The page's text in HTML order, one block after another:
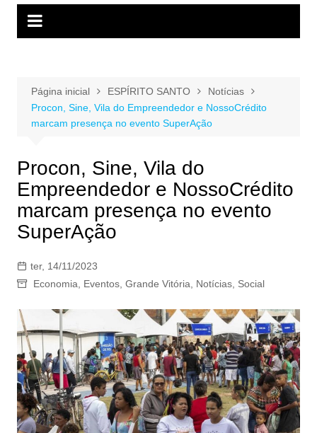
Página inicial ESPÍRITO SANTO
Notícias
Procon, Sine, Vila do Empreendedor e NossoCrédito
marcam presença no evento SuperAção
Procon, Sine, Vila do
Empreendedor e NossoCrédito
marcam presença no evento
SuperAção
ter, 14/11/2023
Economia
Eventos, Grande Vitória Notícias, Social